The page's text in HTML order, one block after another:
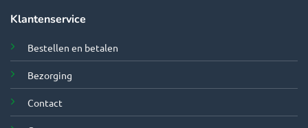
Klantenservice
Bestellen en betalen
Bezorging
Contact